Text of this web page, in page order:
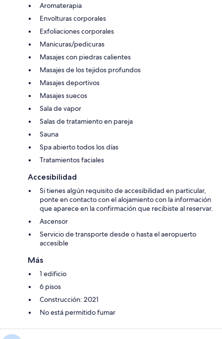
Aromaterapia
Envolturas corporales
Exfoliaciones corporales
Manicuras/pedicuras
Masajes con piedras calientes
Masajes de los tejidos profundos
Masajes deportivos
Masajes suecos
Sala de vapor
Salas de tratamiento en pareja
Sauna
Spa abierto todos los días
Tratamientos faciales
Accesibilidad
Si tienes algún requisito de accesibilidad en particular,
ponte en contacto con el alojamiento con la información
que aparece en la confirmación que recibiste al reservar.
Ascensor
Servicio de transporte desde o hasta el aeropuerto
accesible
Más
1 edificio
6 pisos
Construcción: 2021
No está permitido fumar